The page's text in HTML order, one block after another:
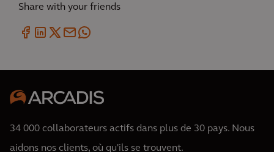
Share with your friends
34 000 collaborateurs actifs dans plus de 30 pays. Nous
aidons nos clients, où qu'ils se trouvent.